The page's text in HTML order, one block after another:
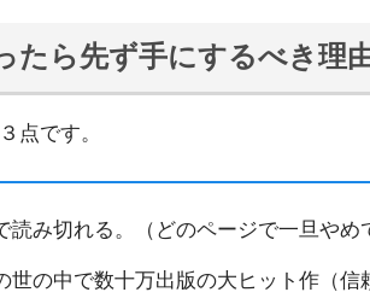
たら先ず手にするべき理
点です。
み切れる。（どのページで一旦やめ
の中で数十万出版の大ヒット作（信